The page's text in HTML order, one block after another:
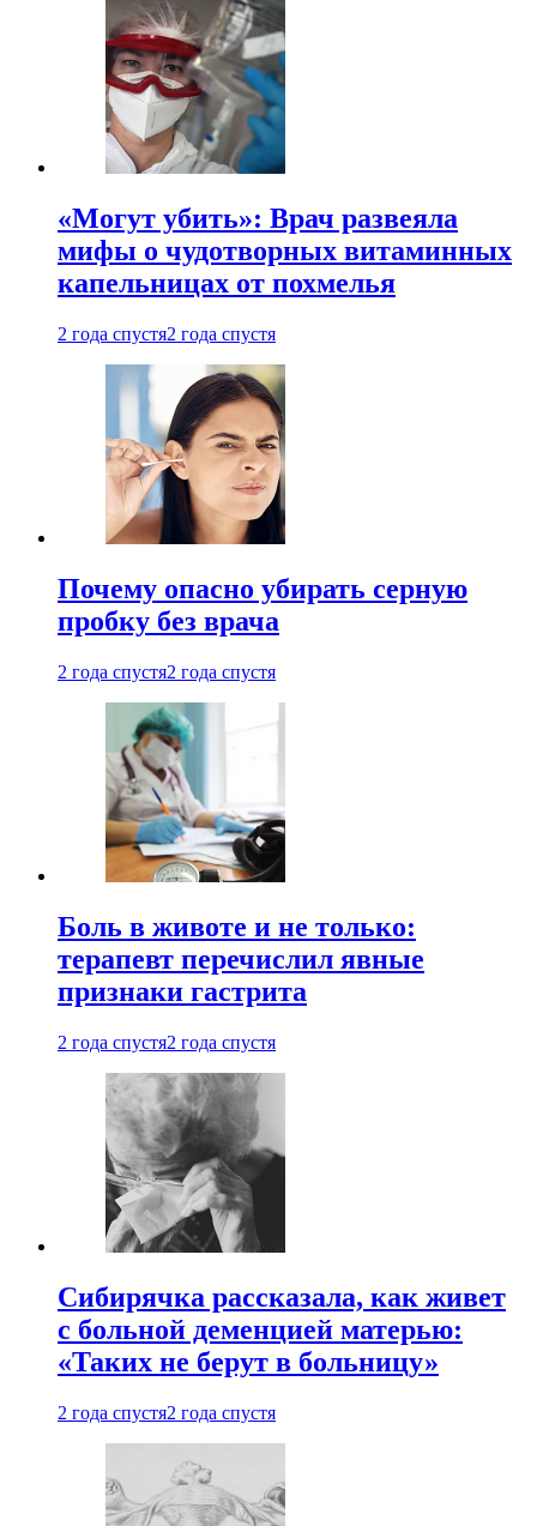
«Могут убить»: Врач развеяла
мифы о чудотворных витаминных
капельницах от похмелья
2 года спустя2 года спустя
Почему опасно убирать серную
пробку без врача
2 года спустя2 года спустя
Боль в животе и не только:
терапевт перечислил явные
признаки гастрита
2 года спустя2 года спустя
Сибирячка рассказала, как живет
с больной деменцией матерью:
«Таких не берут в больницу»
2 года спустя2 года спустя